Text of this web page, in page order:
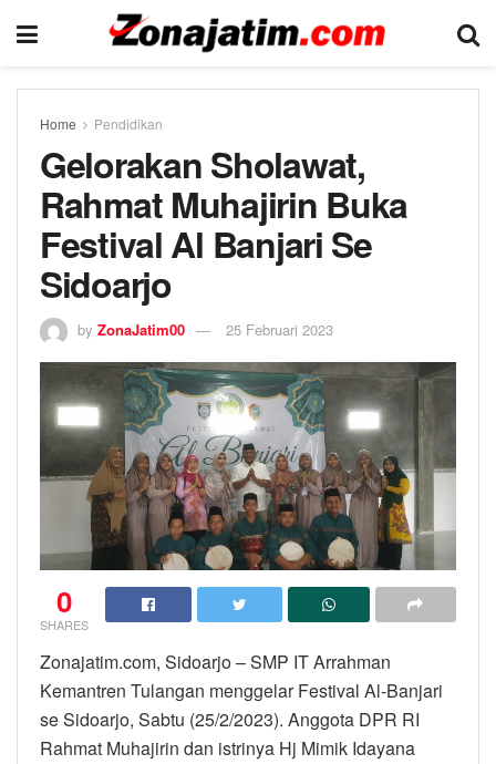
Home Pendidikan
Gelorakan Sholawat,
Rahmat Muhajirin Buka
Festival Al Banjari Se
Sidoarjo
by ZonaJatim00 25 Februari 2023
0
SHARES
Zonajatim.com, Sidoarjo – SMP IT Arrahman
Kemantren Tulangan menggelar Festival Al-Banjari
se Sidoarjo, Sabtu (25/2/2023). Anggota DPR RI
Rahmat Muhajirin dan istrinya Hj Mimik Idayana